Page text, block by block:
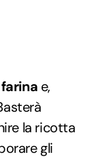
e,
la ricotta
gli